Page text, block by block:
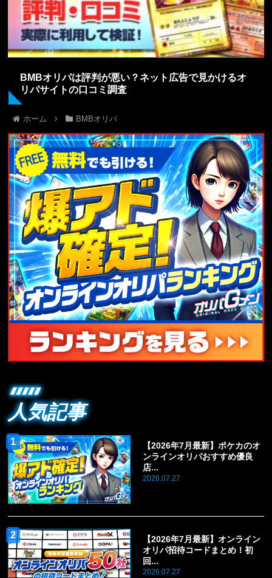
BMBオリパは評判が悪い？ネット広告で見かけるオ
リパサイトの口コミ調査
ホーム BMBオリパ
人気記事
【2026年7月最新】ポケカのオ
ンラインオリパおすすめ優良
店...
2026.07.27
【2026年7月最新】オンライン
オリパ招待コードまとめ！初
回...
2026.07.27